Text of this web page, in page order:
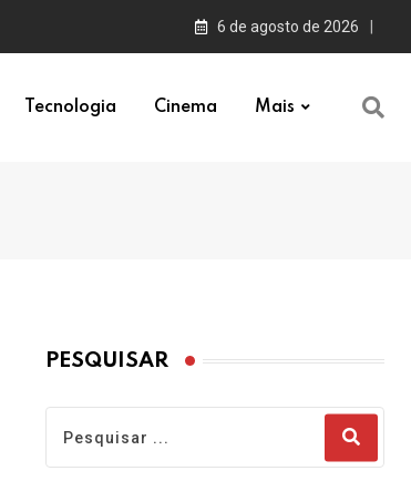
6 de agosto de 2026
Tecnologia Cinema Mais
PESQUISAR